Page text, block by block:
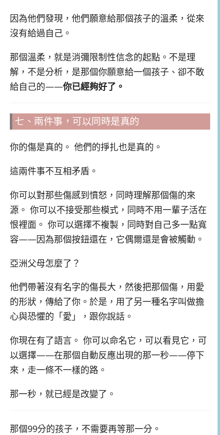
因為他們發現，他們願意給那個孩子的溫柔，從來
沒有給過自己。
那個溫柔，就是消彌限制性信念的起點。不是理
解，不是分析，是那個你願意給一個孩子、卻不敢
給自己的——你已經夠好了。
七、兩件事，可以同時是真的
你的傷是真的。 他們的掙扎也是真的。
這兩件事不互相矛盾。
你可以對那些傷感到憤怒，同時理解那個傷的來
源。 你可以不接受那些模式，同時不用一輩子活在
恨裡面。 你可以選擇不複製，同時對自己多一點寬
容——因為那個按鈕還在，它偶爾還是會被觸動。
亞洲父母怎麼了？
他們帶著沒有名字的傷長大，然後把那個傷，用愛
的形狀，傳給了你。於是，用了另一種名字叫做擔
心與恐懼的「愛」，跟你說話。
你現在有了語言。 你可以命名它，可以看見它，可
以選擇——在那個自動反應出現的那一秒——停下
來，走一條不一樣的路。
那一秒，就已經是改變了。
那個99分的孩子，不需要再等那一分。